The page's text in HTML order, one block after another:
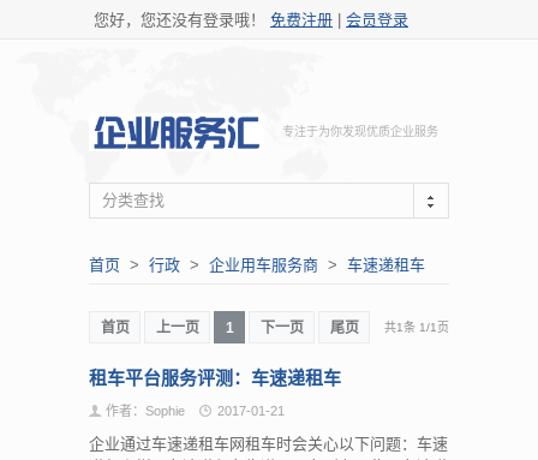
您好，您还没有登录哦！ 免费注册 会员登录
专注于为你发现优质企业服务
分类查找
首页 > 行政 > 企业用车服务商 > 车速递租车
首页 上一页 1 下一页 尾页 共1条 1/1页
租车平台服务评测：车速递租车
作者：Sophie 2017-01-21
企业通过车速递租车网租车时会关心以下问题：车速